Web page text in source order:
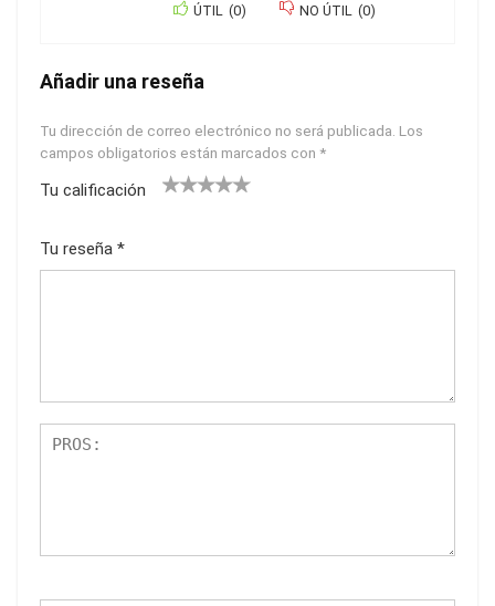
ÚTIL (0) NO ÚTIL (0)
Añadir una reseña
Tu dirección de correo electrónico no será publicada. Los
campos obligatorios están marcados con *
Tu calificación
Tu reseña *